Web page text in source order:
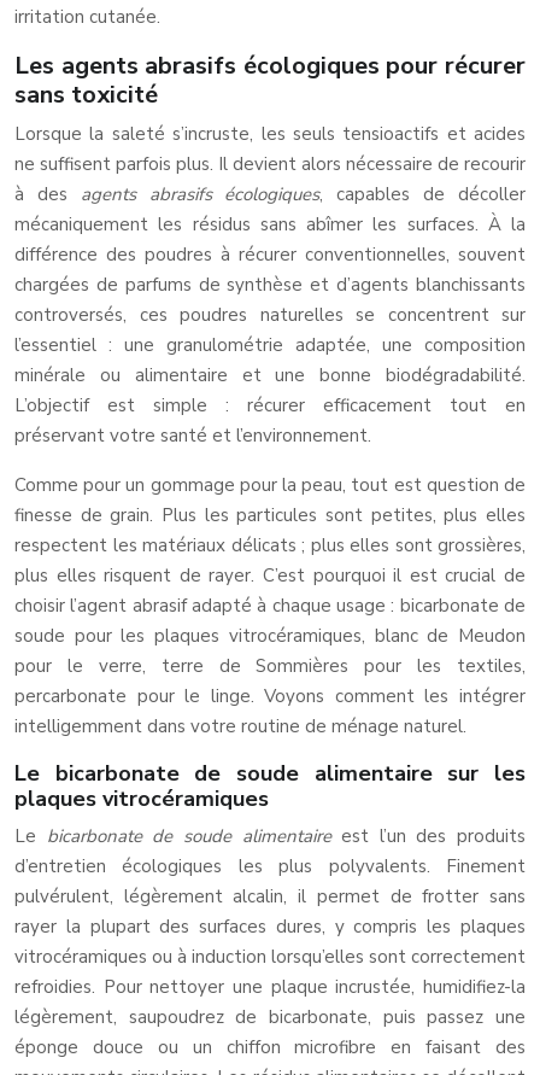
irritation cutanée.
Les agents abrasifs écologiques pour récurer
sans toxicité
Lorsque la saleté s’incruste, les seuls tensioactifs et acides
ne suffisent parfois plus. Il devient alors nécessaire de recourir
à des agents abrasifs écologiques, capables de décoller
mécaniquement les résidus sans abîmer les surfaces. À la
différence des poudres à récurer conventionnelles, souvent
chargées de parfums de synthèse et d’agents blanchissants
controversés, ces poudres naturelles se concentrent sur
l’essentiel : une granulométrie adaptée, une composition
minérale ou alimentaire et une bonne biodégradabilité.
L’objectif est simple : récurer efficacement tout en
préservant votre santé et l’environnement.
Comme pour un gommage pour la peau, tout est question de
finesse de grain. Plus les particules sont petites, plus elles
respectent les matériaux délicats ; plus elles sont grossières,
plus elles risquent de rayer. C’est pourquoi il est crucial de
choisir l’agent abrasif adapté à chaque usage : bicarbonate de
soude pour les plaques vitrocéramiques, blanc de Meudon
pour le verre, terre de Sommières pour les textiles,
percarbonate pour le linge. Voyons comment les intégrer
intelligemment dans votre routine de ménage naturel.
Le bicarbonate de soude alimentaire sur les
plaques vitrocéramiques
Le bicarbonate de soude alimentaireest l’un des produits
d’entretien écologiques les plus polyvalents. Finement
pulvérulent, légèrement alcalin, il permet de frotter sans
rayer la plupart des surfaces dures, y compris les plaques
vitrocéramiques ou à induction lorsqu’elles sont correctement
refroidies. Pour nettoyer une plaque incrustée, humidifiez-la
légèrement, saupoudrez de bicarbonate, puis passez une
éponge douce ou un chiffon microfibre en faisant des